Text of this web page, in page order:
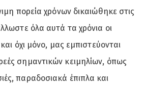
πορεία χρόνων δικαιώθηκε στις
όλα αυτά τα χρόνια οι
όχι μόνο, μας εμπιστεύονται
σημαντικών κειμηλίων, όπως
παραδοσιακά έπιπλα και